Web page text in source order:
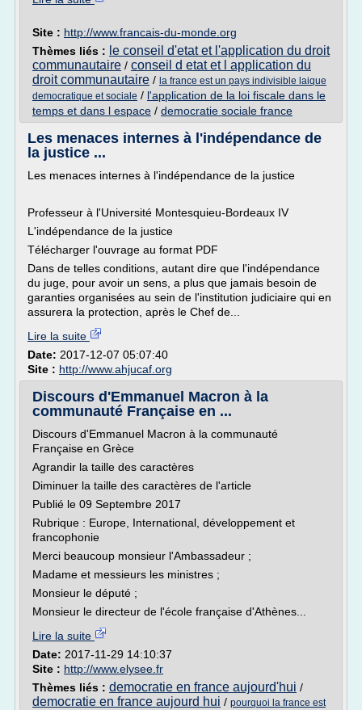
Site : http://www.francais-du-monde.org
Thèmes liés : le conseil d'etat et l'application du droit
communautaire / conseil d etat et l application du
droit communautaire / la france est un pays indivisible laique
democratique et sociale / l'application de la loi fiscale dans le
temps et dans l espace / democratie sociale france
Les menaces internes à l'indépendance de
la justice ...
Les menaces internes à l'indépendance de la justice
Professeur à l'Université Montesquieu-Bordeaux IV
L'indépendance de la justice
Télécharger l'ouvrage au format PDF
Dans de telles conditions, autant dire que l'indépendance
du juge, pour avoir un sens, a plus que jamais besoin de
garanties organisées au sein de l'institution judiciaire qui en
assurera la protection, après le Chef de...
Lire la suite
Date: 2017-12-07 05:07:40
Site : http://www.ahjucaf.org
Discours d'Emmanuel Macron à la
communauté Française en ...
Discours d'Emmanuel Macron à la communauté
Française en Grèce
Agrandir la taille des caractères
Diminuer la taille des caractères de l'article
Publié le 09 Septembre 2017
Rubrique : Europe, International, développement et
francophonie
Merci beaucoup monsieur l'Ambassadeur ;
Madame et messieurs les ministres ;
Monsieur le député ;
Monsieur le directeur de l'école française d'Athènes...
Lire la suite
Date: 2017-11-29 14:10:37
Site : http://www.elysee.fr
Thèmes liés : democratie en france aujourd'hui /
democratie en france aujourd hui / pourquoi la france est